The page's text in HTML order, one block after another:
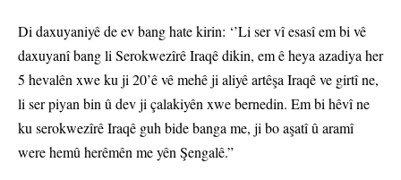
Di daxuyaniyê de ev bang hate kirin: ‘’Li ser vî esasî em bi vê
daxuyanî bang li Serokwezîrê Iraqê dikin, em ê heya azadiya her
5 hevalên xwe ku ji 20’ê vê mehê ji aliyê artêşa Iraqê ve girtî ne,
li ser piyan bin û dev ji çalakiyên xwe bernedin. Em bi hêvî ne
ku serokwezîrê Iraqê guh bide banga me, ji bo aşatî û aramî
were hemû herêmên me yên Şengalê.”